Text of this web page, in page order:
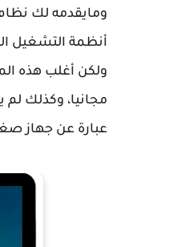
أنظمة التشغيل
عبارة عن جهاز